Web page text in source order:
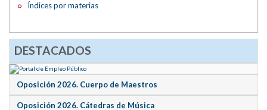
Índices por materias
DESTACADOS
Oposición 2026. Cuerpo de Maestros
Oposición 2026. Cátedras de Música